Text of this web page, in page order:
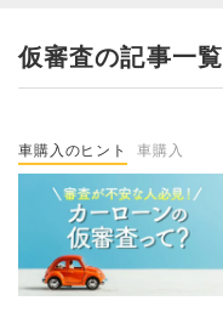
仮審査の記事一覧
車購入のヒント 車購入